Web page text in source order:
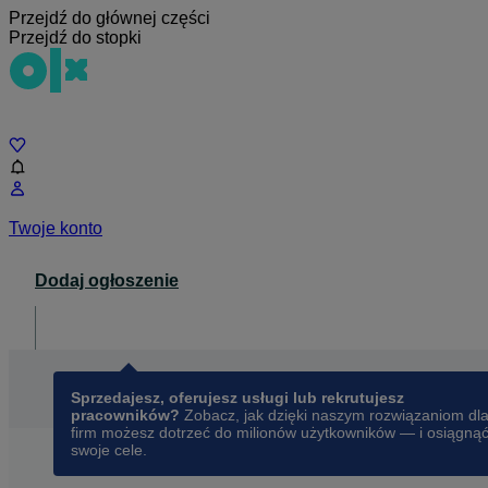
Przejdź do głównej części
Przejdź do stopki
Twoje konto
Dodaj ogłoszenie
Sprzedajesz, oferujesz usługi lub rekrutujesz
pracowników? Zobacz, jak dzięki naszym rozwiązaniom dla
firm możesz dotrzeć do milionów użytkowników — i osiągnąć
swoje cele.